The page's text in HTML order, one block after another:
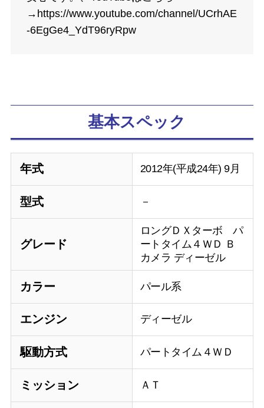
→https://www.youtube.com/channel/UCrhAE
-6EgGe4_YdT96ryRpw
基本スペック
年式 2012年(平成24年) 9月
型式 －
グレード
ロングＤＸターボ パ
ートタイム４ＷＤ Ｂ
カメラ ディーゼル
カラー パール系
エンジン ディーゼル
駆動方式 パートタイム４ＷＤ
ミッション ＡＴ